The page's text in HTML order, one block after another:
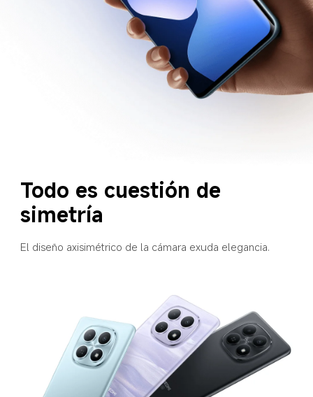
Todo es cuestión de
simetría
El diseño axisimétrico de la cámara exuda elegancia.